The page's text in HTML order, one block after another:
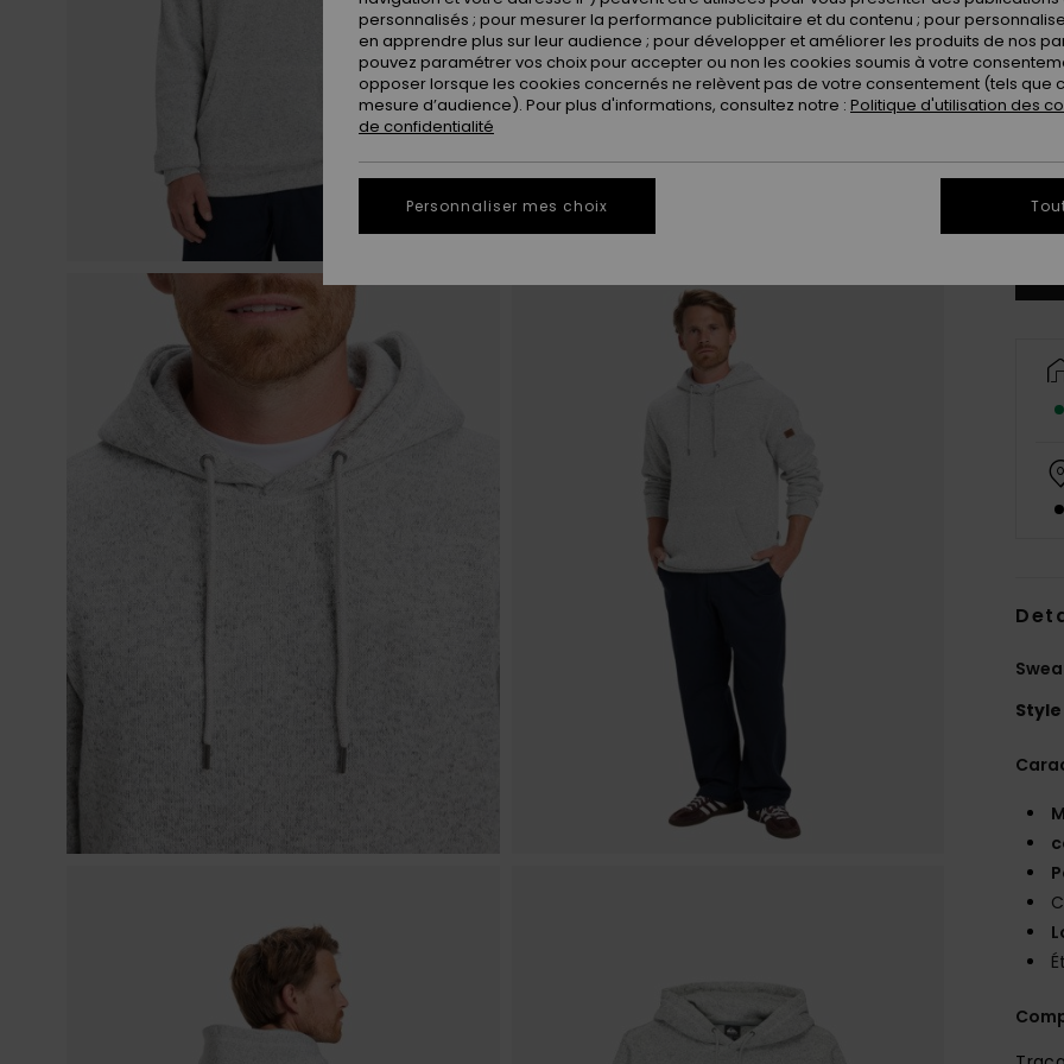
Style
personnalisés ; pour mesurer la performance publicitaire et du contenu ; pour
en apprendre plus sur leur audience ; pour développer et améliorer les produits de nos
pouvez paramétrer vos choix pour accepter ou non les cookies soumis à votre
opposer lorsque les cookies concernés ne relèvent pas de votre consentement (tels que
mesure d’audience). Pour plus d'informations, consultez notre : Politique d'utilisation des
de confidentialité
Personnaliser mes choix